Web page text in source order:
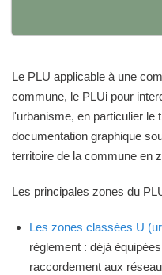
Le PLU applicable à une
commune, le PLUi pour
l'urbanisme, en particulier le
documentation graphique
territoire de la commune en
Les principales zones du
Les zones classées U
règlement : déjà
raccordement aux